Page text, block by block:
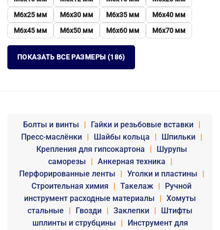
М6х25 мм
М6х30 мм М6х35 мм
М6х40 мм
М6х45 мм
М6х50 мм М6х60 мм М6х70 мм
ПОКАЗАТЬ ВСЕ РАЗМЕРЫ (186)
Болты и винты | Гайки и резьбовые вставки
|
Пресс-маслёнки
| Шайбы кольца | Шпильки
|
Крепления для гипсокартона
|
Шурупы
саморезы
| Анкерная техника
|
Перфорированные ленты
| Уголки и пластины
|
Строительная химия
| Такелаж |
Ручной
инструмент расходные материалы
| Хомуты
стальные
| Гвозди | Заклепки |
Штифты
шплинты и струбцины
|
Инструмент для